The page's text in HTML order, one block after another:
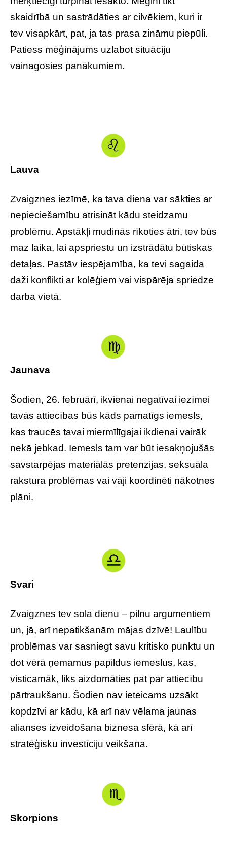
skaidrībā un sastrādāties ar cilvēkiem, kuri ir
tev visapkārt, pat, ja tas prasa zināmu piepūli.
Patiess mēģinājums uzlabot situāciju
vainagosies panākumiem.
Lauva
Zvaigznes iezīmē, ka tava diena var sākties ar
nepieciešamību atrisināt kādu steidzamu
problēmu. Apstākļi mudinās rīkoties ātri, tev būs
maz laika, lai apspriestu un izstrādātu būtiskas
detaļas. Pastāv iespējamība, ka tevi sagaida
daži konflikti ar kolēģiem vai vispārēja spriedze
darba vietā.
Jaunava
Šodien, 26. februārī, ikvienai negatīvai iezīmei
tavās attiecības būs kāds pamatīgs iemesls,
kas traucēs tavai miermīlīgajai ikdienai vairāk
nekā jebkad. Iemesls tam var būt iesakņojušās
savstarpējas materiālās pretenzijas, seksuāla
rakstura problēmas vai vāji koordinēti nākotnes
plāni.
Svari
Zvaigznes tev sola dienu – pilnu argumentiem
un, jā, arī nepatikšanām mājas dzīvē! Laulību
problēmas var sasniegt savu kritisko punktu un
dot vērā ņemamus papildus iemeslus, kas,
visticamāk, liks aizdomāties pat par attiecību
pārtraukšanu. Šodien nav ieteicams uzsākt
kopdzīvi ar kādu, kā arī nav vēlama jaunas
alianses izveidošana biznesa sfērā, kā arī
stratēģisku investīciju veikšana.
Skorpions